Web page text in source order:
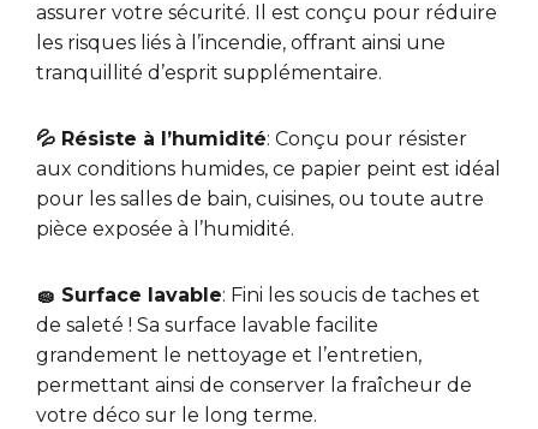
assurer votre sécurité. Il est conçu pour réduire
les risques liés à l’incendie, offrant ainsi une
tranquillité d’esprit supplémentaire.
💦 Résiste à l’humidité: Conçu pour résister
aux conditions humides, ce papier peint est idéal
pour les salles de bain, cuisines, ou toute autre
pièce exposée à l’humidité.
🧽 Surface lavable: Fini les soucis de taches et
de saleté ! Sa surface lavable facilite
grandement le nettoyage et l’entretien,
permettant ainsi de conserver la fraîcheur de
votre déco sur le long terme.